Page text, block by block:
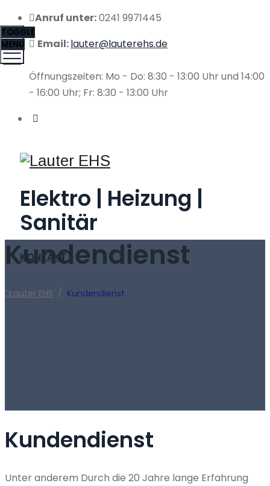
Anruf unter:0241 9971445
Email:lauter@lauterehs.de
Öffnungszeiten: Mo - Do: 8:30 - 13:00 Uhr und 14:00
- 16:00 Uhr; Fr: 8:30 - 13:00 Uhr
Elektro | Heizung |
Sanitär
KONTAKT
TOGGLE
MENU
Kundendienst
Lauter EHS / Kundendienst
Kundendienst
Unter anderem Durch die 20 Jahre lange Erfahrung